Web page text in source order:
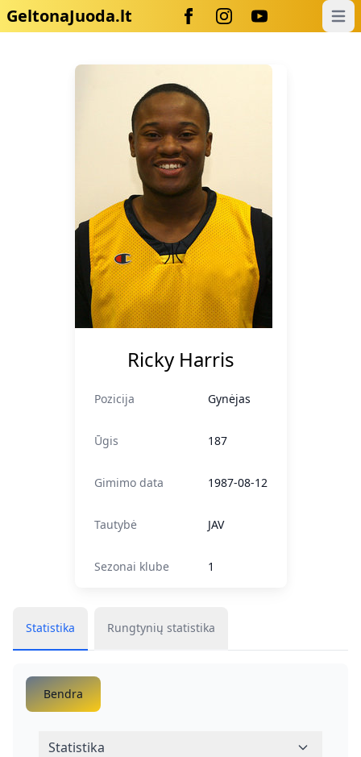
GeltonaJuoda.lt
Ricky Harris
Pozicija Gynėjas
Ūgis 187
Gimimo data 1987-08-12
Tautybė JAV
Sezonai klube 1
Statistika Rungtynių statistika
Bendra
Statistika